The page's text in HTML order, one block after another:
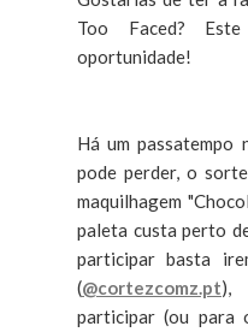
Too Faced?
oportunidade!
Há um passatempo
pode perder, o
maquilhagem
paleta custa perto
participar basta
(@cortezcomz.pt),
participar (ou para